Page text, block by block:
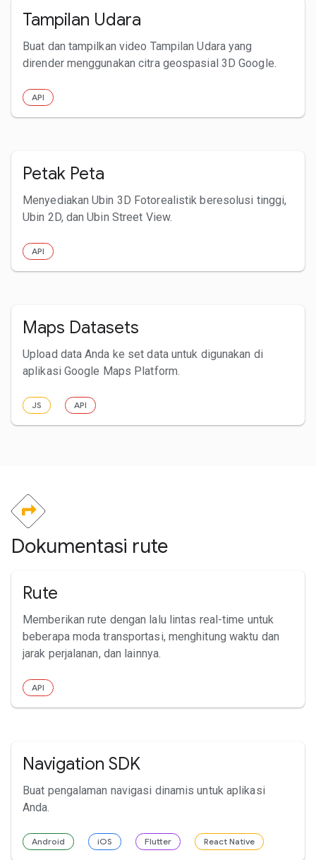
Tampilan Udara
Buat dan tampilkan video Tampilan Udara yang
dirender menggunakan citra geospasial 3D Google.
API
Petak Peta
Menyediakan Ubin 3D Fotorealistik beresolusi tinggi,
Ubin 2D, dan Ubin Street View.
API
Maps Datasets
Upload data Anda ke set data untuk digunakan di
aplikasi Google Maps Platform.
JS API
Dokumentasi rute
Rute
Memberikan rute dengan lalu lintas real-time untuk
beberapa moda transportasi, menghitung waktu dan
jarak perjalanan, dan lainnya.
API
Navigation SDK
Buat pengalaman navigasi dinamis untuk aplikasi
Anda.
Android iOS Flutter React Native